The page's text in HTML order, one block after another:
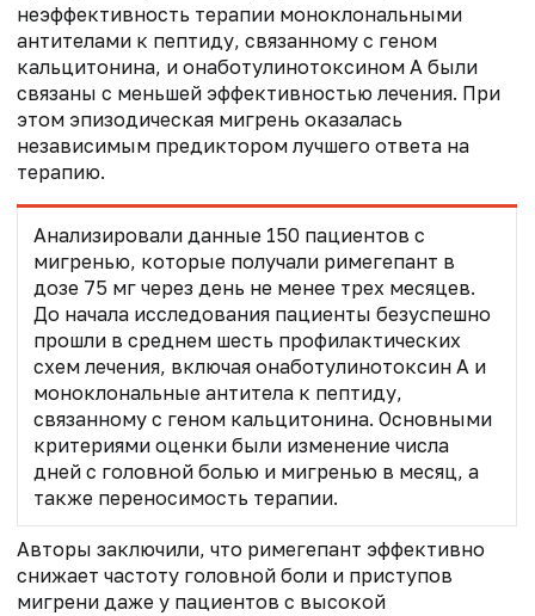
неэффективность терапии моноклональными
антителами к пептиду, связанному с геном
кальцитонина, и онаботулинотоксином А были
связаны с меньшей эффективностью лечения. При
этом эпизодическая мигрень оказалась
независимым предиктором лучшего ответа на
терапию.
Анализировали данные 150 пациентов с
мигренью, которые получали римегепант в
дозе 75 мг через день не менее трех месяцев.
До начала исследования пациенты безуспешно
прошли в среднем шесть профилактических
схем лечения, включая онаботулинотоксин А и
моноклональные антитела к пептиду,
связанному с геном кальцитонина. Основными
критериями оценки были изменение числа
дней с головной болью и мигренью в месяц, а
также переносимость терапии.
Авторы заключили, что римегепант эффективно
снижает частоту головной боли и приступов
мигрени даже у пациентов с высокой